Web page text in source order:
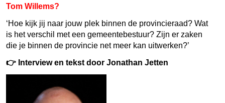
Tom Willems?
‘Hoe kijk jij naar jouw plek binnen de provincieraad? Wat
is het verschil met een gemeentebestuur? Zijn er zaken
die je binnen de provincie net meer kan uitwerken?’
👉 Interview en tekst door Jonathan Jetten